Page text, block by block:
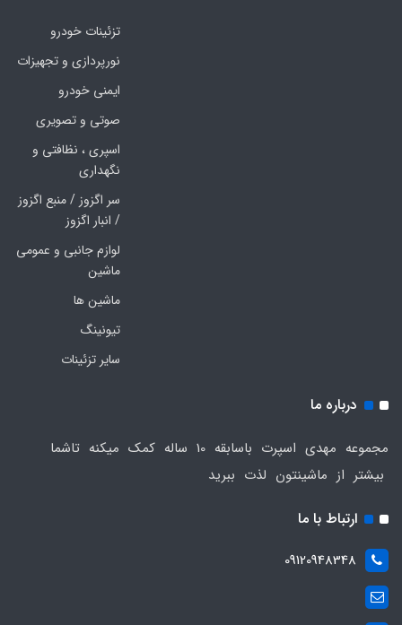
تزئینات خودرو
نورپردازی و تجهیزات
ایمنی خودرو
صوتی و تصویری
اسپری ، نظافتی و
نگهداری
سر اگزوز / منبع اگزوز
/ انبار اگزوز
لوازم جانبی و عمومی
ماشین
ماشین ها
تیونینگ
سایر تزئینات
درباره ما
مجموعه مهدی اسپرت باسابقه 10 ساله کمک میکنه تاشما
بیشتر از ماشینتون لذت ببرید
ارتباط با ما
09120948348